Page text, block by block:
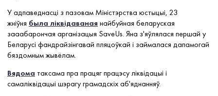
У адпаведнасці з пазовам Міністэрства юстыцыі, 23
жніўня была ліквідаваная найбуйная беларуская
зааабарончая арганізацыя SaveUs. Яна з'яўлялася першай у
Беларусі фандрайзінгавай пляцоўкай і займалася дапамогай
бяздомным жывёлам.
Вядома таксама пра працяг працэсу ліквідацыі і
самаліквідацыі шэрагу грамадскіх аб'яднанняў.